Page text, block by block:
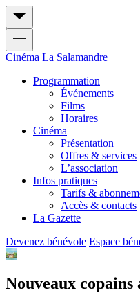
Cinéma La Salamandre
Programmation
Événements
Films
Horaires
Cinéma
Présentation
Offres & services
L’association
Infos pratiques
Tarifs &
Accès & contacts
La Gazette
Devenez bénévole Espace
Nouveaux